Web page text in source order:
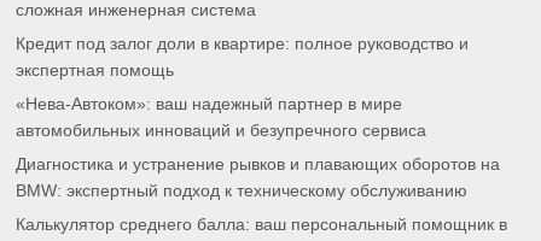
сложная инженерная система
Кредит под залог доли в квартире: полное руководство и
экспертная помощь
«Нева-Автоком»: ваш надежный партнер в мире
автомобильных инноваций и безупречного сервиса
Диагностика и устранение рывков и плавающих оборотов на
BMW: экспертный подход к техническому обслуживанию
Калькулятор среднего балла: ваш персональный помощник в